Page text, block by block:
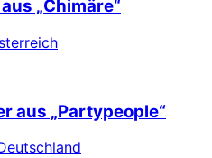
„Chimäre“
aus „Partypeople“